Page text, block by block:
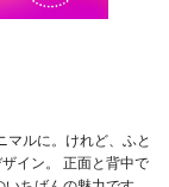
マルに。けれど、ふと
イン。 正面と背中で